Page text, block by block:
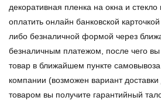
декоративная пленка на окна и
оплатить онлайн банковской
либо безналичной формой через
безналичным платежом, после чего
товар в ближайшем пункте
компании (возможен вариант
товаром вы получите гарантийный